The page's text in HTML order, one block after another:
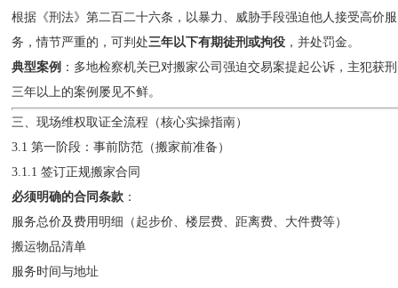
根据《刑法》第二百二十六条，以暴力、威胁手段强迫他人接受高价服
务，情节严重的，可判处三年以下有期徒刑或拘役 ，并处罚金。
典型案例 ：多地检察机关已对搬家公司强迫交易案提起公诉，主犯获刑
三年以上的案例屡见不鲜。
三、现场维权取证全流程（核心实操指南）
3.1 第一阶段：事前防范（搬家前准备）
3.1.1 签订正规搬家合同
必须明确的合同条款 ：
服务总价及费用明细（起步价、楼层费、距离费、大件费等）
搬运物品清单
服务时间与地址